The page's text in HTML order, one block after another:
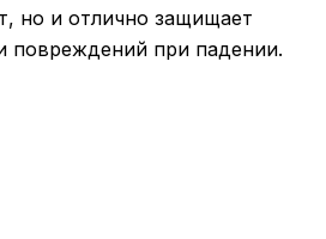
но и отлично защищает
повреждений при падении.